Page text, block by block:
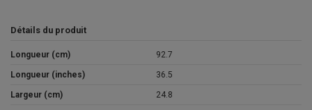
Détails du produit
Longueur (cm) 92.7
Longueur (inches) 36.5
Largeur (cm) 24.8